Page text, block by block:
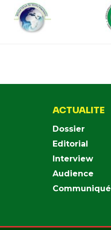
ACTUALITE
Dossier
Editorial
Interview
Audience
Communiqué